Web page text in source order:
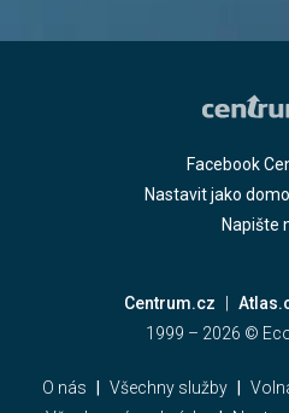
Facebook
Nastavit jako
Napište
Centrum.cz
1999 – 2026 ©
O nás Všechny služby